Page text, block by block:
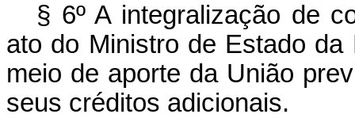
§ 6º A integralização de
ato do Ministro de Estado
meio de aporte da União
seus créditos adicionais.